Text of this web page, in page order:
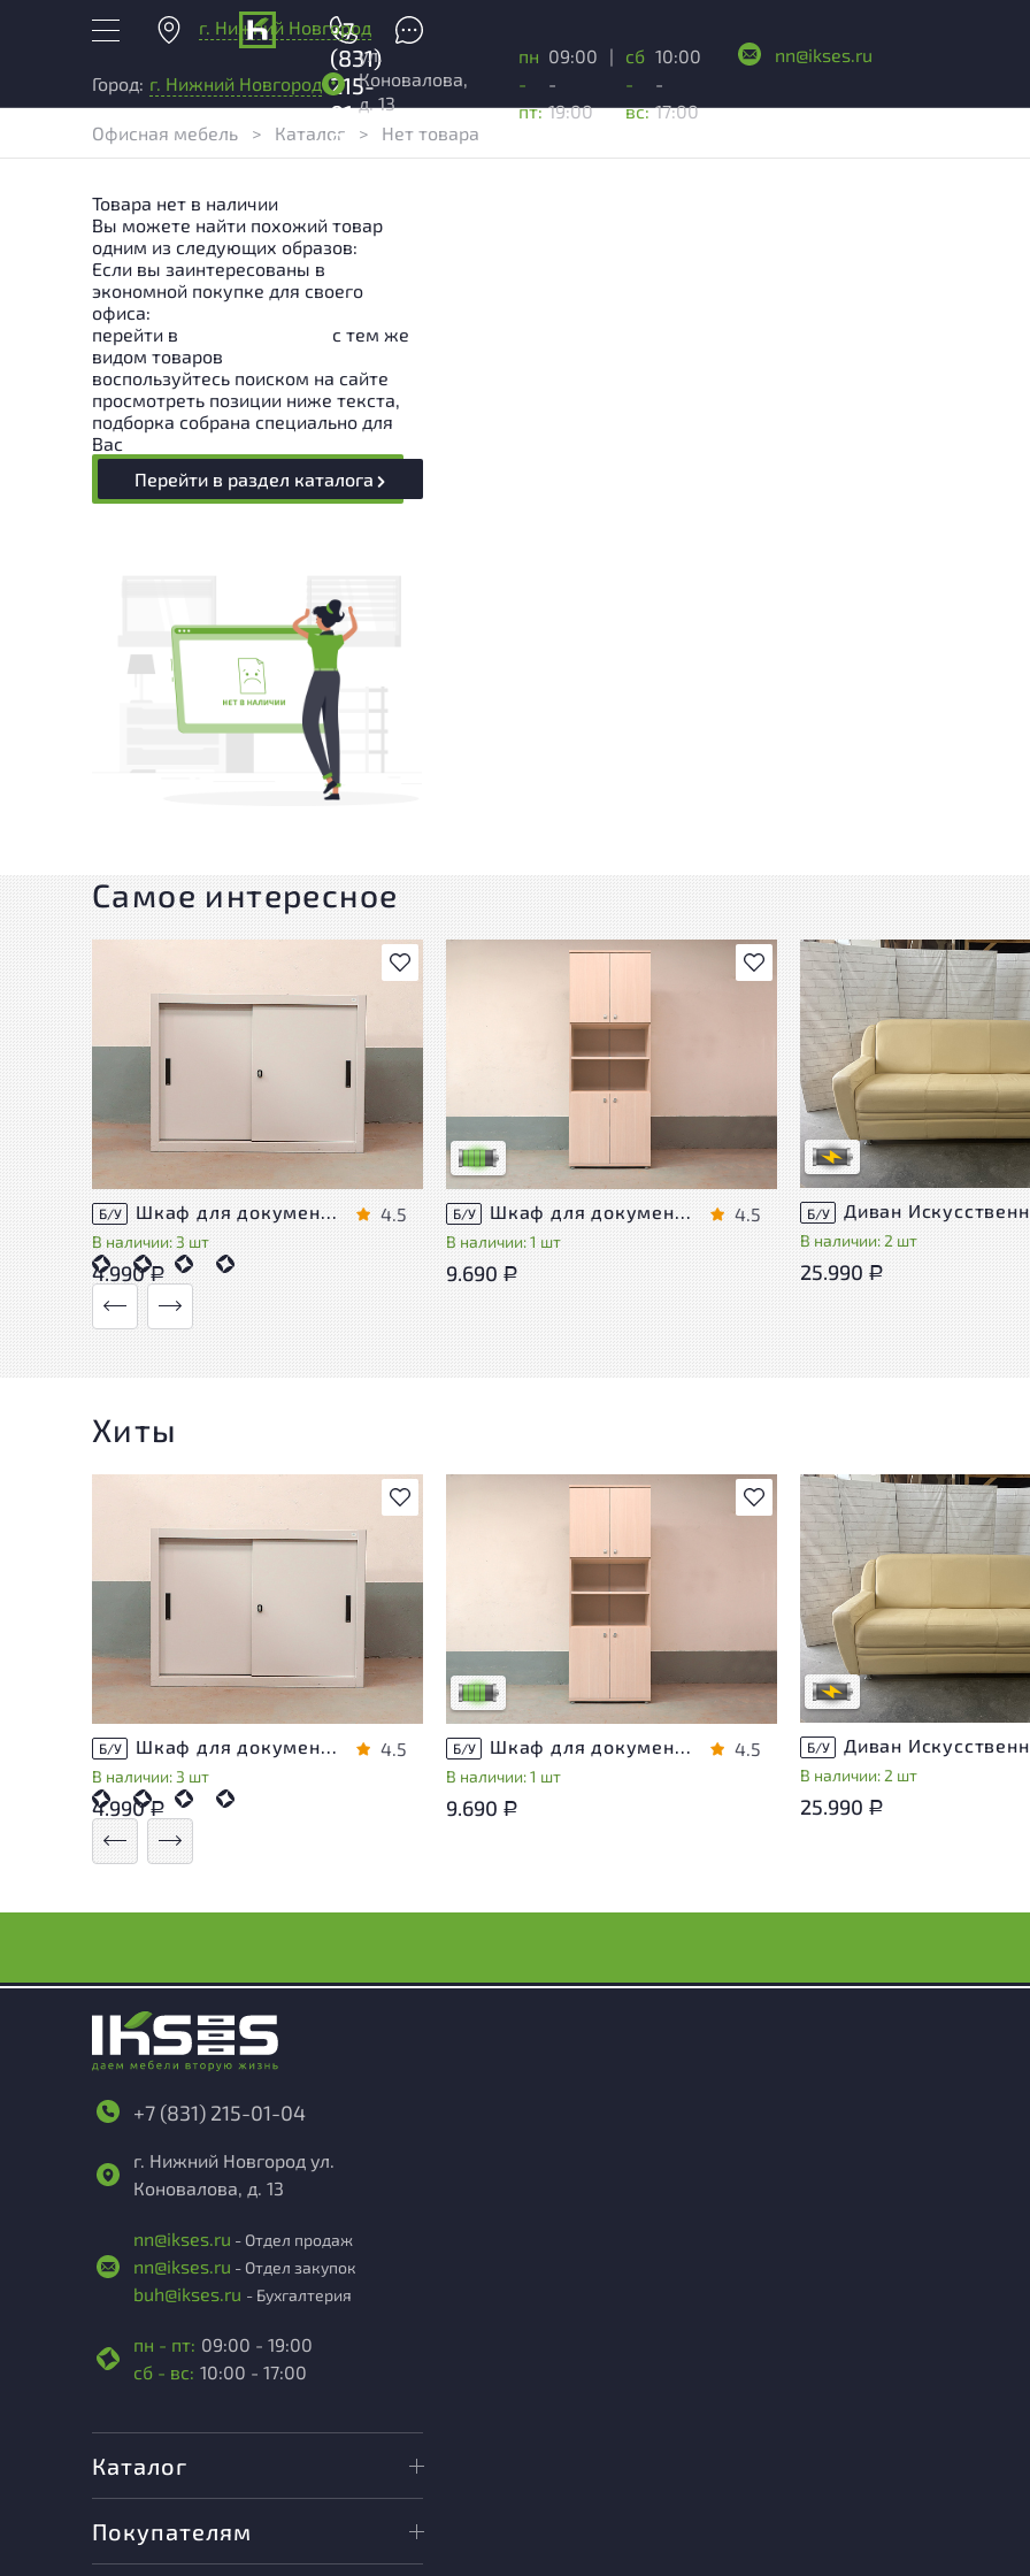
г. Нижний Новгород
+7
(831)
215-
01-
04
Город: г. Нижний Новгород
ул.
Коновалова,
д. 13
пн
-
пт:
09:00
-
19:00
|
сб
-
вс:
10:00
-
17:00
nn@ikses.ru
Офисная мебель > Каталог > Нет товара
Товара нет в наличии
Вы можете найти похожий товар
одним из следующих образов:
Если вы заинтересованы в
экономной покупке для своего
офиса:
перейти в
с тем же
видом товаров
воспользуйтесь поиском на сайте
просмотреть позиции ниже текста,
подборка собрана специально для
Вас
Перейти в раздел каталога
Самое интересное
В избранное
Б/У
В наличии: 3 шт
4.5
4.990Р
В избранное
У товара присутствуют незначительные
следы эксплуатации, не влияющие на
удобство его использования
Низкая степень износа
Б/У
В наличии: 1 шт
4.5
9.690 Р
Степень износа находится на
проверки. Вы можете уточнить
дополнительную информацию
сотрудников магазина
В обработке
Б/У
В наличии: 2 шт
25.990 Р
Хиты
В избранное
Б/У
В наличии: 3 шт
4.5
4.990Р
В избранное
У товара присутствуют незначительные
следы эксплуатации, не влияющие на
удобство его использования
Низкая степень износа
Б/У
В наличии: 1 шт
4.5
9.690 Р
Степень износа находится на
проверки. Вы можете уточнить
дополнительную информацию
сотрудников магазина
В обработке
Б/У
В наличии: 2 шт
25.990 Р
+7 (831) 215-01-04
г. Нижний Новгород ул.
Коновалова, д. 13
nn@ikses.ru - Отдел продаж
nn@ikses.ru - Отдел закупок
buh@ikses.ru - Бухгалтерия
пн - пт: 09:00 - 19:00
сб - вс: 10:00 - 17:00
Каталог
Покупателям